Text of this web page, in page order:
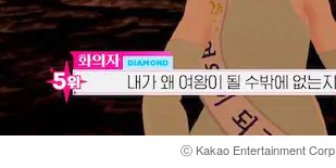
ⓒ Kakao Entertainment Corp.